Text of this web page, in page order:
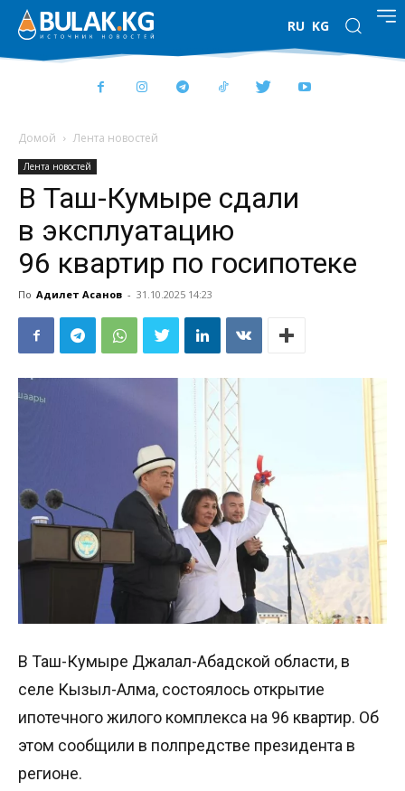
RU KG
Домой Лента новостей
Лента новостей
В Таш-Кумыре сдали
в эксплуатацию
96 квартир по госипотеке
По Адилет Асанов - 31.10.2025 14:23
В Таш-Кумыре Джалал-Абадской области, в
селе Кызыл-Алма, состоялось открытие
ипотечного жилого комплекса на 96 квартир. Об
этом сообщили в полпредстве президента в
регионе.